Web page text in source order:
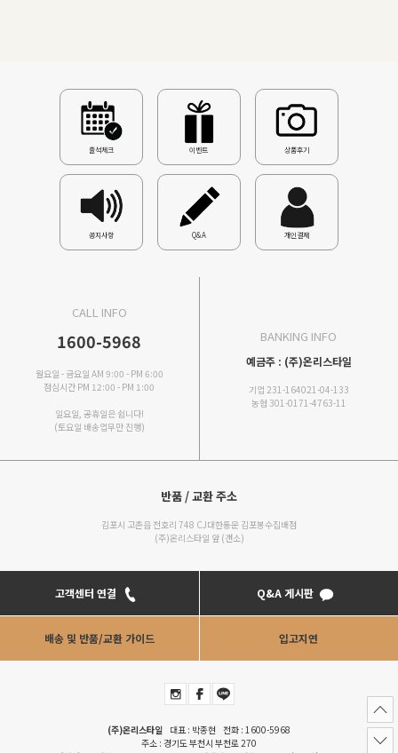
출석체크 이벤트 상품후기
공지사항 Q&A 개인결제
CALL INFO
1600-5968
월요일 - 금요일 AM 9:00 - PM 6:00
점심시간 PM 12:00 - PM 1:00
일요일, 공휴일은 쉽니다!
(토요일 배송업무만 진행)
BANKING INFO
예금주 : (주)온리스타일
기업 231-164021-04-133
농협 301-0171-4763-11
반품 / 교환 주소
김포시 고촌읍 전호리 748 CJ대한통운 김포봉수집배점
(주)온리스타일 앞 (갠소)
고객센터 연결 Q&A 게시판
배송 및 반품/교환 가이드 입고지연
(주)온리스타일 대표 : 박종현 전화 : 1600-5968
주소 : 경기도 부천시 부천로 270